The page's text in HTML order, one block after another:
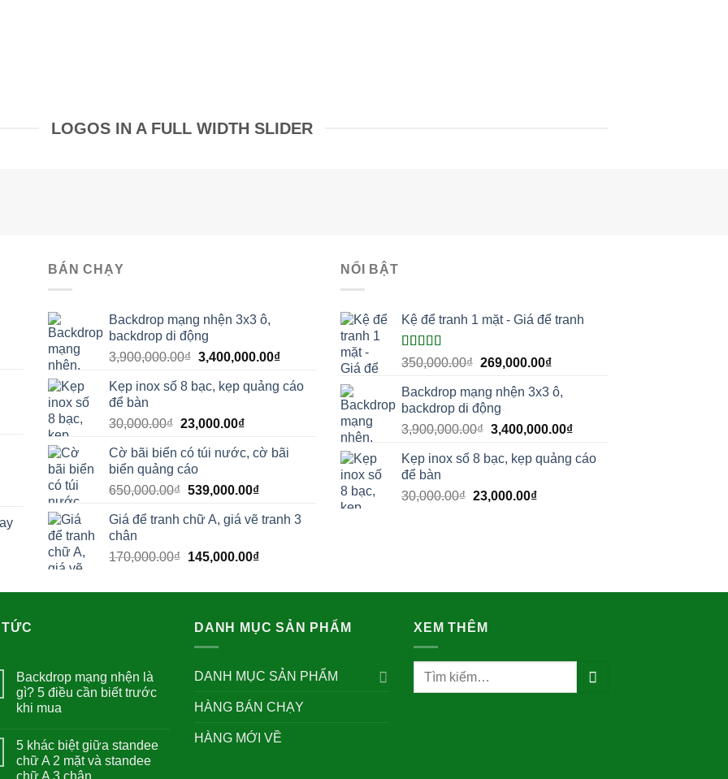
LOGOS IN A FULL WIDTH SLIDER
BÁN CHẠY
Backdrop mạng nhện 3x3 ô,
backdrop di động
3,900,000.00₫ Giá
là:
3,400,000.00₫Giá
tại
3,400,000.00₫.
Kẹp inox số 8 bạc, kẹp quảng cáo
để bàn
30,000.00₫ Giá
là:
30,000.00₫.
23,000.00₫Giá
tại
23,000.00₫.
Cờ bãi biển có túi nước, cờ bãi
biển quảng cáo
650,000.00₫ Giá
là:
539,000.00₫Giá
tại
539,000.00₫.
Giá để tranh chữ A, giá vẽ tranh 3
chân
170,000.00₫ Giá
là:
145,000.00₫Giá
tại
145,000.00₫.
NỔI BẬT
Kệ để tranh 1 mặt - Giá để tranh
Được xếp
hạng
sao
350,000.00₫ Giá
là:
350,000.00₫.
269,000.00₫Giá
tại
269,000.00₫.
Backdrop mạng nhện 3x3 ô,
backdrop di động
3,900,000.00₫ Giá
là:
3,400,000.00₫Giá
tại
Kẹp inox số 8 bạc, kẹp quảng cáo
để bàn
30,000.00₫ Giá
23,000.00₫Giá
Backdrop mạng nhện là
gì? 5 điều cần biết trước
khi mua
5 khác biệt giữa standee
chữ A 2 mặt và standee
chữ A 3 chân
DANH MỤC SẢN PHẨM
DANH MỤC SẢN PHẨM
HÀNG BÁN CHẠY
HÀNG MỚI VỀ
XEM THÊM